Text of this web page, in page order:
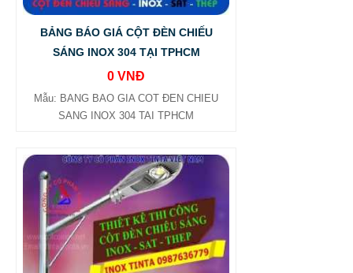
BẢNG BÁO GIÁ CỘT ĐÈN CHIẾU
SÁNG INOX 304 TẠI TPHCM
0 VNĐ
Mẫu: BANG BAO GIA COT ĐEN CHIEU
SANG INOX 304 TAI TPHCM